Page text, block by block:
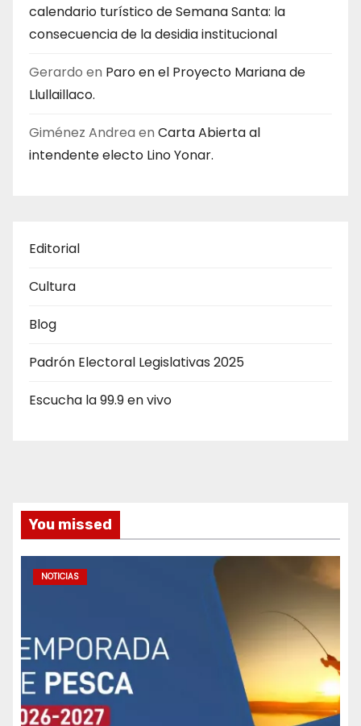
calendario turístico de Semana Santa: la
consecuencia de la desidia institucional
Gerardo en Paro en el Proyecto Mariana de
Llullaillaco.
Giménez Andrea en Carta Abierta al
intendente electo Lino Yonar.
Editorial
Cultura
Blog
Padrón Electoral Legislativas 2025
Escucha la 99.9 en vivo
You missed
NOTICIAS